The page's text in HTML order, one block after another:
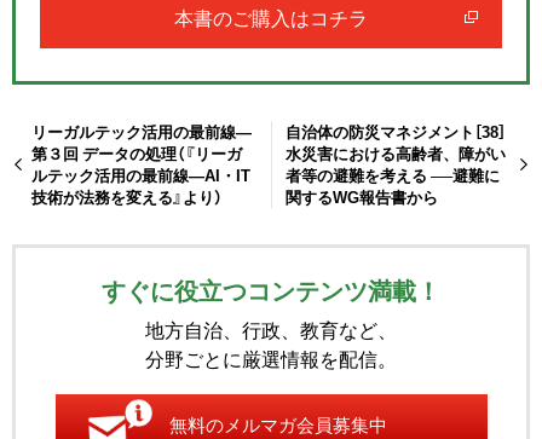
本書のご購入はコチラ
リーガルテック活用の最前線―
第３回 データの処理（『リーガ
ルテック活用の最前線―AI・IT
技術が法務を変える』より）
自治体の防災マネジメント［38］
水災害における高齢者、障がい
者等の避難を考える ──避難に
関するWG報告書から
すぐに役立つコンテンツ満載！
地方自治、行政、教育など、
分野ごとに厳選情報を配信。
無料のメルマガ会員募集中